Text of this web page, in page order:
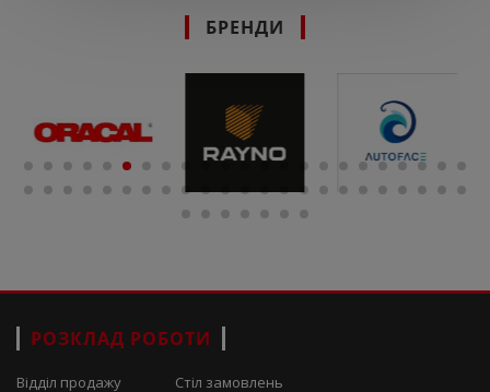
БРЕНДИ
РОЗКЛАД РОБОТИ
Відділ продажу Стіл замовлень